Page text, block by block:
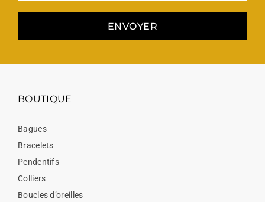
ENVOYER
BOUTIQUE
Bagues
Bracelets
Pendentifs
Colliers
Boucles d’oreilles